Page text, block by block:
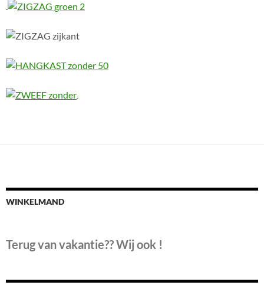
WINKELMAND
Terug van vakantie?? Wij ook !